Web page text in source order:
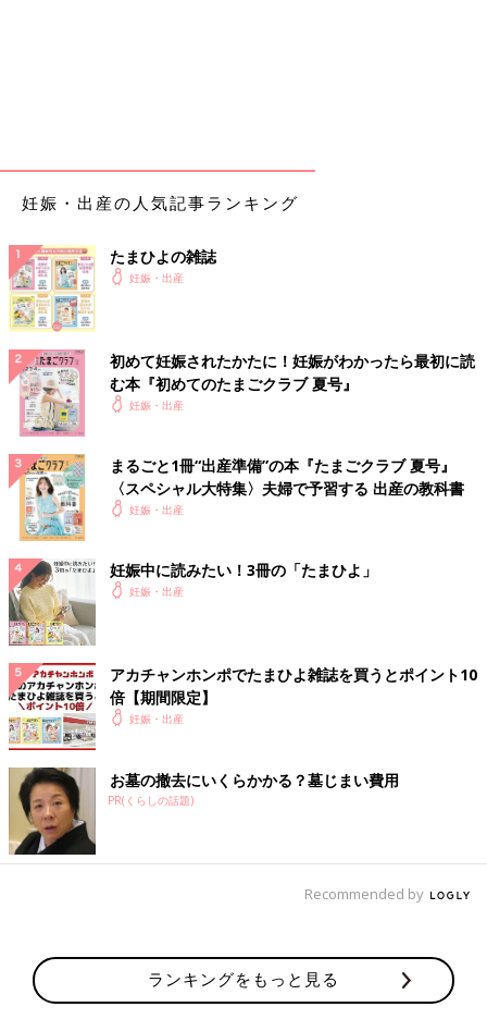
妊娠・出産の人気記事ランキング
たまひよの雑誌
妊娠・出産
初めて妊娠されたかたに！妊娠がわかったら最初に読
む本『初めてのたまごクラブ 夏号』
妊娠・出産
まるごと1冊“出産準備”の本『たまごクラブ 夏号』
〈スペシャル大特集〉夫婦で予習する 出産の教科書
妊娠・出産
妊娠中に読みたい！3冊の「たまひよ」
妊娠・出産
アカチャンホンポでたまひよ雑誌を買うとポイント10
倍【期間限定】
妊娠・出産
お墓の撤去にいくらかかる？墓じまい費用
PR(くらしの話題)
Recommended by
ランキングをもっと見る